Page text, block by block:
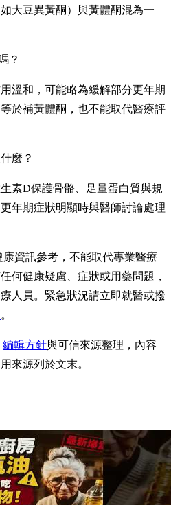
大豆異黃酮）與黃體酮混為一
？
溫和，可能略為緩解部分更年期
於補黃體酮，也不能取代醫療評
麼？
素D保護骨骼、足量蛋白質與規
年期症狀明顯時與醫師討論處理
康資訊參考，不能取代專業醫療
何健康疑慮、症狀或用藥問題，
人員。緊急狀況請立即就醫或撥
。
編輯方針與可信來源整理，內容
來源列於文末。